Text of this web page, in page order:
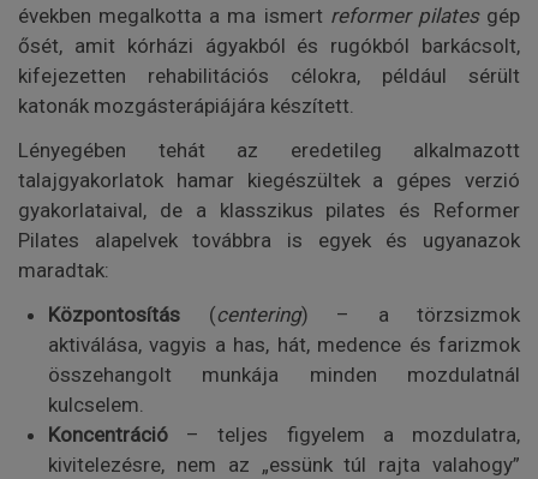
években megalkotta a ma ismert reformer pilatesgép
ősét, amit kórházi ágyakból és rugókból barkácsolt,
kifejezetten rehabilitációs célokra, például sérült
katonák mozgásterápiájára készített.
Lényegében tehát az eredetileg alkalmazott
talajgyakorlatok hamar kiegészültek a gépes verzió
gyakorlataival, de a klasszikus pilates és Reformer
Pilates alapelvek továbbra is egyek és ugyanazok
maradtak:
Központosítás (centering) – a törzsizmok
aktiválása, vagyis a has, hát, medence és farizmok
összehangolt munkája minden mozdulatnál
kulcselem.
Koncentráció – teljes figyelem a mozdulatra,
kivitelezésre, nem az „essünk túl rajta valahogy”